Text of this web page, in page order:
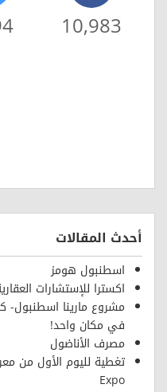
10,983
أحدث المقالات
اسطنبول هومز
اكسترا للإستشارات
مشروع مارينا اسطنبول-
في مكان واحد!
مصرف الأناضول
Expo